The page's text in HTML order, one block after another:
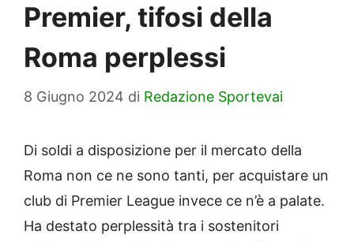
Premier, tifosi della
Roma perplessi
8 Giugno 2024 di Redazione Sportevai
Di soldi a disposizione per il mercato della
Roma non ce ne sono tanti, per acquistare un
club di Premier League invece ce n’è a palate.
Ha destato perplessità tra i sostenitori